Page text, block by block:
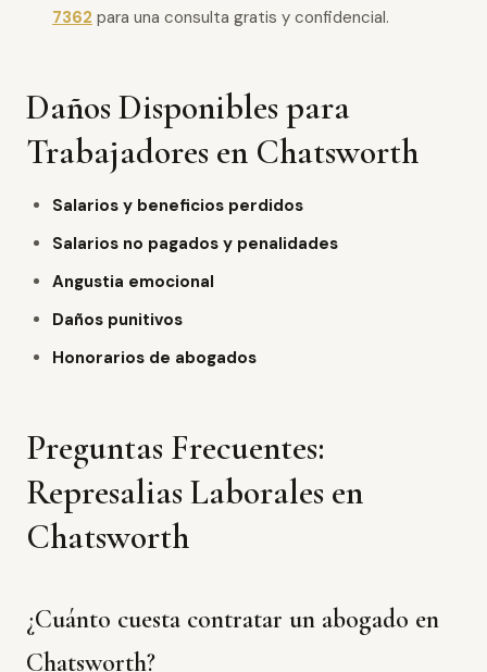
7362 para una consulta gratis y confidencial.
Daños Disponibles para
Trabajadores en Chatsworth
Salarios y beneficios perdidos
Salarios no pagados y penalidades
Angustia emocional
Daños punitivos
Honorarios de abogados
Preguntas Frecuentes:
Represalias Laborales en
Chatsworth
¿Cuánto cuesta contratar un abogado en
Chatsworth?